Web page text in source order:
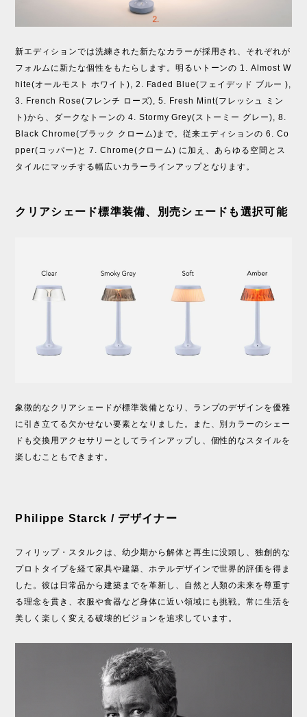
新エディションでは洗練された新たなカラーが採用され、それぞれが
フォルムに新たな個性をもたらします。明るいトーンの 1. Almost W
hite(オールモスト ホワイト), 2. Faded Blue(フェイデッド ブルー ),
3. French Rose(フレンチ ローズ), 5. Fresh Mint(フレッシュ ミン
ト)から、ダークなトーンの 4. Stormy Grey(ストーミー グレー), 8.
Black Chrome(ブラック クローム)まで。従来エディションの 6. Co
pper(コッパー)と 7. Chrome(クローム) に加え、あらゆる空間とス
タイルにマッチする幅広いカラーラインアップとなります。
クリアシェード標準装備、別売シェードも選択可能
象徴的なクリアシェードが標準装備となり、ランプのデザインを優雅
に引き立てる欠かせない要素となりました。また、別カラーのシェー
ドも交換用アクセサリーとしてラインアップし、個性的なスタイルを
楽しむこともできます。
Philippe Starck / デザイナー
フィリップ・スタルクは、幼少期から解体と再生に没頭し、独創的な
プロトタイプを経て家具や建築、ホテルデザインで世界的評価を得ま
した。彼は日常品から建築までを革新し、自然と人類の未来を尊重す
る理念を貫き、衣服や食器など身体に近い領域にも挑戦。常に生活を
美しく楽しく変える破壊的ビジョンを追求しています。